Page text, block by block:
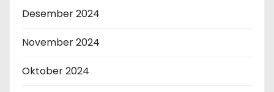
Desember 2024
November 2024
Oktober 2024